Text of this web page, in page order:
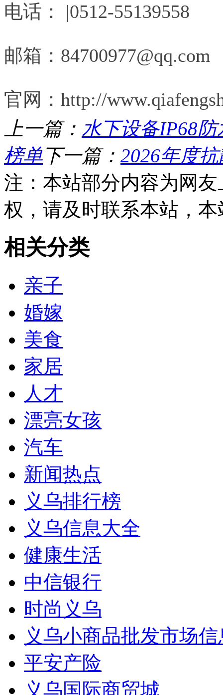
电话： |0512-55139558
邮箱：84700977@qq.com
官网：http://
上一篇： 水下设备IP68
榜单下一篇： 2026年度
注：本站部分内容为网
权，请及时联系本站，
相关分类
亲子
婚嫁
美食
家居
人才
漂亮女孩
汽车
新闻热点
义乌排行榜
义乌信息大全
健康生活
中信银行
时尚义乌
义乌小商品批发市场
平安产险
义乌国际商贸城